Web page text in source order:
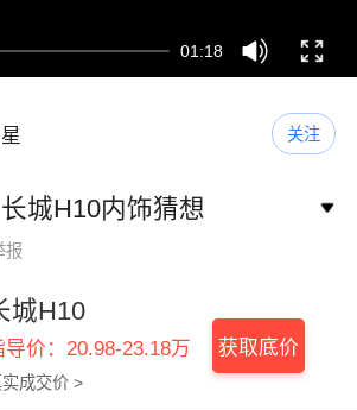
01:18
关注
城H10内饰猜想
报
城H10
导价：20.98-23.18万
成交价 >
获取底价